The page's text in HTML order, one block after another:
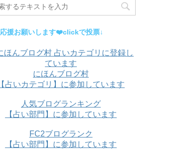
応援お願いします❤️clickで投票↓
にほんブログ村
【占いカテゴリ】に参加しています
人気ブログランキング
【占い部門】に参加しています
FC2ブログランク
【占い部門】に参加しています